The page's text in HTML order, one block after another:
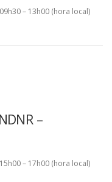
– 13h00 (hora local)
–
– 17h00 (hora local)